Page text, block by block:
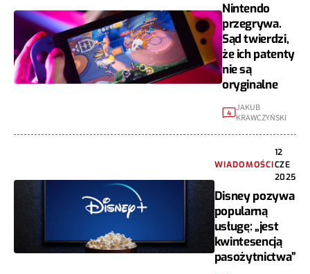
Nintendo
przegrywa.
Sąd twierdzi,
że ich patenty
nie są
oryginalne
4 JAKUB
KRAWCZYŃSKI
WIADOMOŚCI
12
CZE
2025
Disney pozywa
popularną
usługę: „jest
kwintesencją
pasożytnictwa”